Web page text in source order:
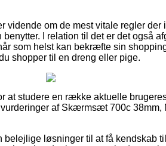
om de mest vitale regler der
I relation til det er det også
som helst kan bekræfte sin
shopper til en dreng eller pige.
at studere en række aktuelle
af Skærmsæt 700c 38mm,
løsninger til at få kendskab